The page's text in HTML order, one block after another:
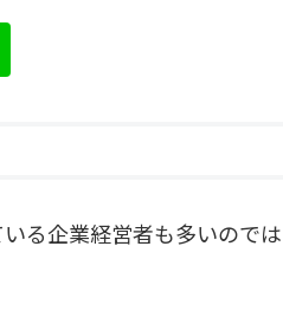
る企業経営者も多いのでは